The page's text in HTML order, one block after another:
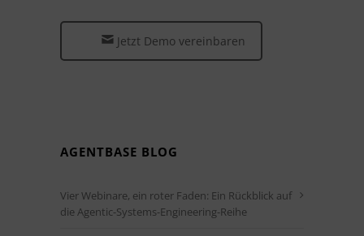
Jetzt Demo vereinbaren
AGENTBASE BLOG
Vier Webinare, ein roter Faden: Ein Rückblick auf
die Agentic-Systems-Engineering-Reihe